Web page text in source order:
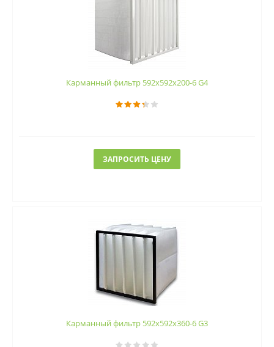
Карманный фильтр 592х592х200-6 G4
ЗАПРОСИТЬ ЦЕНУ
Карманный фильтр 592х592х360-6 G3